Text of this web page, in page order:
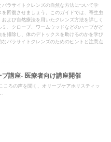
パラサイトクレンズの自然な方法について学
を回復させましょう。このガイドでは、寄生虫
よび自然療法を用いたクレンズ方法を詳しく
ミ、クローブ、ワームウッドなどのハーブがど
を排除し、体のデトックスを助けるのかを学び
なパラサイトクレンズのためのヒントと注意点
ブ講座- 医療者向け講座開催
ころの声を聞く、オリーブケアホリスティッ